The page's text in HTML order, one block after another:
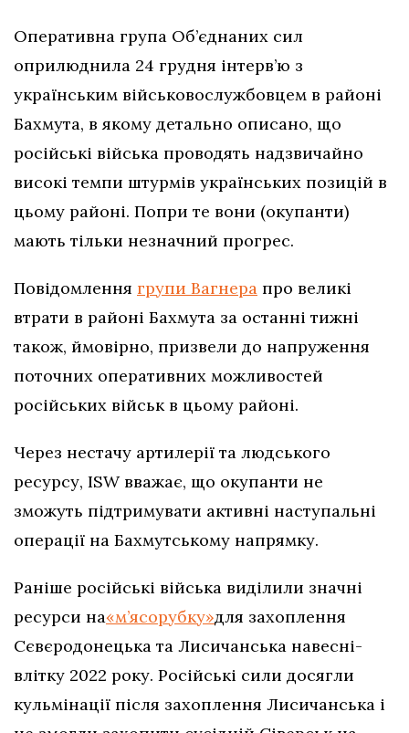
Оперативна група Об’єднаних сил
оприлюднила 24 грудня інтерв’ю з
українським військовослужбовцем в районі
Бахмута, в якому детально описано, що
російські війська проводять надзвичайно
високі темпи штурмів українських позицій в
цьому районі. Попри те вони (окупанти)
мають тільки незначний прогрес.
Повідомлення групи Вагнера про великі
втрати в районі Бахмута за останні тижні
також, ймовірно, призвели до напруження
поточних оперативних можливостей
російських військ в цьому районі.
Через нестачу артилерії та людського
ресурсу, ISW вважає, що окупанти не
зможуть підтримувати активні наступальні
операції на Бахмутському напрямку.
Раніше російські війська виділили значні
ресурси на«м’ясорубку»для захоплення
Сєвєродонецька та Лисичанська навесні-
влітку 2022 року. Російські сили досягли
кульмінації після захоплення Лисичанська і